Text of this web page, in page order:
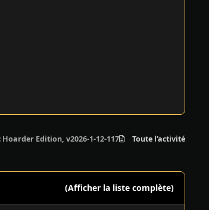
Edition, v2026-1-12-117297 + 10 DLCs/Bonuses
Toute l’activité
(Afficher la liste complète)